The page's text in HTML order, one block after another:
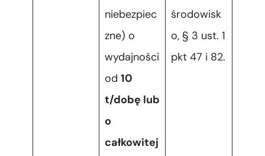
niebezpiec
zne) o
wydajności
od 10
t/dobę lub
o
całkowitej
środowisk
o, § 3 ust. 1
pkt 47 i 82.